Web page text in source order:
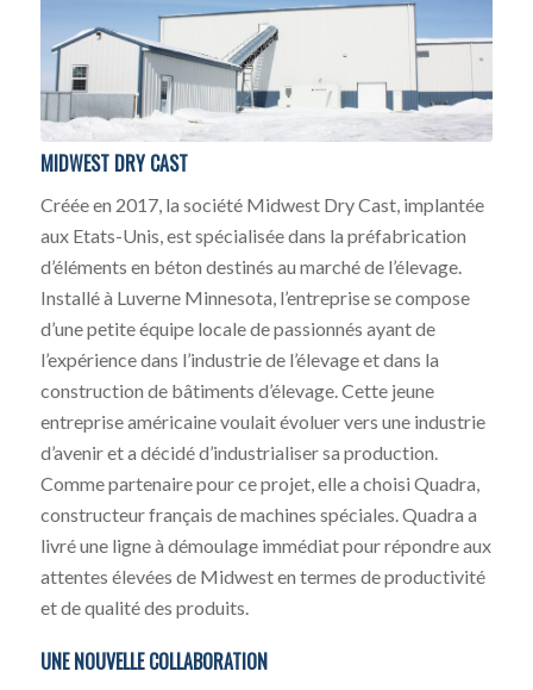
MIDWEST DRY CAST
Créée en 2017, la société Midwest Dry Cast, implantée
aux Etats-Unis, est spécialisée dans la préfabrication
d’éléments en béton destinés au marché de l’élevage.
Installé à Luverne Minnesota, l’entreprise se compose
d’une petite équipe locale de passionnés ayant de
l’expérience dans l’industrie de l’élevage et dans la
construction de bâtiments d’élevage. Cette jeune
entreprise américaine voulait évoluer vers une industrie
d’avenir et a décidé d’industrialiser sa production.
Comme partenaire pour ce projet, elle a choisi Quadra,
constructeur français de machines spéciales. Quadra a
livré une ligne à démoulage immédiat pour répondre aux
attentes élevées de Midwest en termes de productivité
et de qualité des produits.
UNE NOUVELLE COLLABORATION